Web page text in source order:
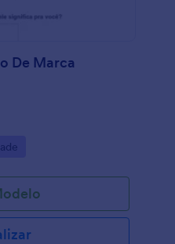
De Marca